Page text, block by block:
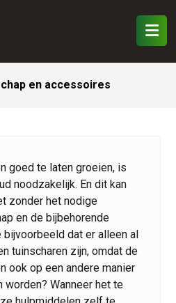
en accessoires
goed te laten groeien, is
noodzakelijk. En dit kan
zonder het nodige
en de bijbehorende
dat er alleen al
tuinscharen zijn, omdat de
ook op een andere manier
Wanneer het te